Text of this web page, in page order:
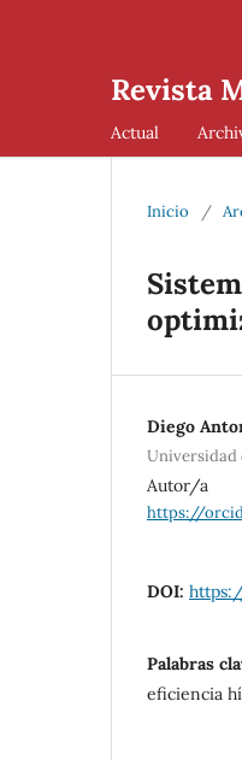
Revista
Actual
Inicio /
Diego
Universidad
Autor/a
https://
DOI:
Palabras
eficiencia